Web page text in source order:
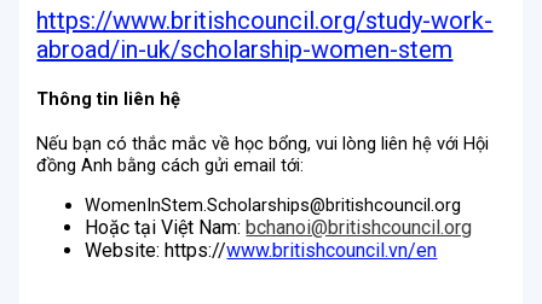
https://www.britishcouncil.org/study-work-
abroad/in-uk/scholarship-women-stem
Thông tin liên hệ
Nếu bạn có thắc mắc về học bổng, vui lòng liên hệ với Hội
đồng Anh bằng cách gửi email tới:
WomenInStem.Scholarships@britishcouncil.org
Hoặc tại Việt Nam:bchanoi@britishcouncil.org
Website: https://www.britishcouncil.vn/en